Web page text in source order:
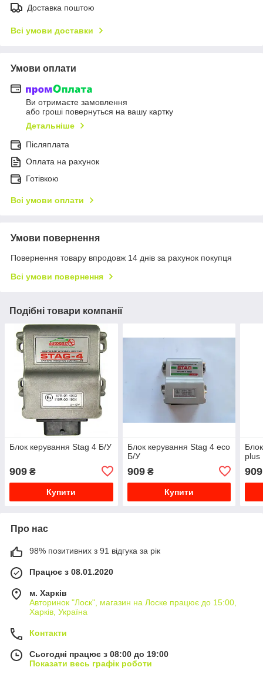
Доставка поштою
Всі умови доставки
Умови оплати
Ви отримаєте замовлення
або гроші повернуться на вашу картку
Детальніше
Післяплата
Оплата на рахунок
Готівкою
Всі умови оплати
Умови повернення
Повернення товару впродовж 14 днів за рахунок покупця
Всі умови повернення
Подібні товари компанії
Блок керування Stag 4 Б/У
909 ₴
Купити
Блок керування Stag 4 eco
Б/У
909₴
Купити
plus
909
Про нас
98% позитивних з 91 відгука за рік
Працює з 08.01.2020
м. Харків
Авторинок "Лоск", магазин на Лоске працює до 15:00,
Харків, Україна
Контакти
Сьогодні працює з 08:00 до 19:00
Показати весь графік роботи